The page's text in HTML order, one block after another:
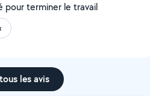
pour terminer le travail
les avis